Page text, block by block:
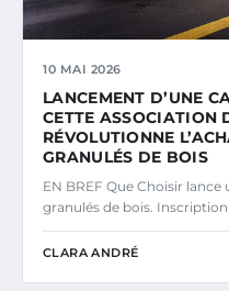
10 MAI 2026
LANCEMENT D’UNE
CETTE ASSOCIATION
RÉVOLUTIONNE
GRANULÉS DE BOIS
EN BREF Que Choisir
granulés de bois.
CLARA ANDRÉ